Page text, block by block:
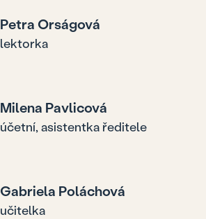
Petra Orságová
lektorka
Milena Pavlicová
účetní, asistentka ředitele
Gabriela Poláchová
učitelka